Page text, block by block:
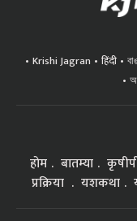
प्रक्रिया
यशकथा